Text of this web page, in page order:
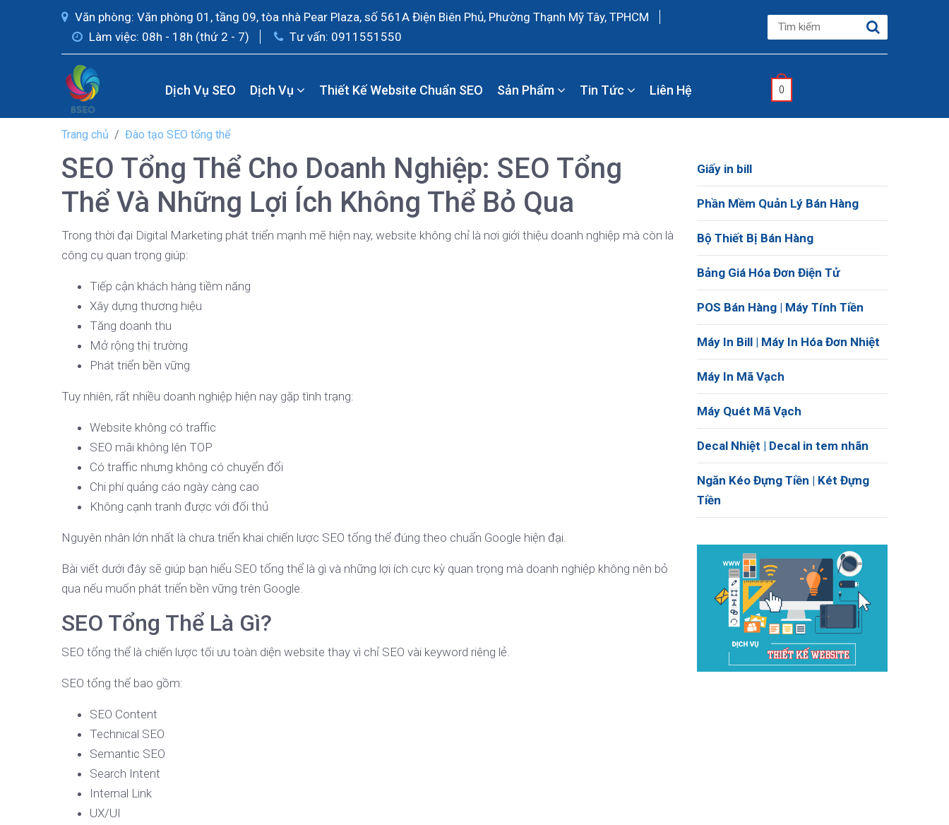
Văn phòng: Văn phòng 01, tầng 09, tòa nhà Pear Plaza, số 561A Điện Biên Phủ, Phường Thạnh Mỹ Tây, TPHCM
Làm việc: 08h - 18h (thứ 2 - 7)
Tư vấn: 0911551550
Dịch Vụ SEO Dịch Vụ Thiết Kế Website Chuẩn SEO Sản Phẩm Tin Tức Liên Hệ 0
Trang chủ Đào tạo SEO tổng thể
SEO Tổng Thể Cho Doanh Nghiệp: SEO Tổng
Thể Và Những Lợi Ích Không Thể Bỏ Qua
Trong thời đại Digital Marketing phát triển mạnh mẽ hiện nay, website không chỉ là nơi giới thiệu doanh nghiệp mà còn là
công cụ quan trọng giúp:
Tiếp cận khách hàng tiềm năng
Xây dựng thương hiệu
Tăng doanh thu
Mở rộng thị trường
Phát triển bền vững
Tuy nhiên, rất nhiều doanh nghiệp hiện nay gặp tình trạng:
Website không có traffic
SEO mãi không lên TOP
Có traffic nhưng không có chuyển đổi
Chi phí quảng cáo ngày càng cao
Không cạnh tranh được với đối thủ
Nguyên nhân lớn nhất là chưa triển khai chiến lược SEO tổng thể đúng theo chuẩn Google hiện đại.
Bài viết dưới đây sẽ giúp bạn hiểu SEO tổng thể là gì và những lợi ích cực kỳ quan trọng mà doanh nghiệp không nên bỏ
qua nếu muốn phát triển bền vững trên Google.
SEO Tổng Thể Là Gì?
SEO tổng thể là chiến lược tối ưu toàn diện website thay vì chỉ SEO vài keyword riêng lẻ.
SEO tổng thể bao gồm:
SEO Content
Technical SEO
Semantic SEO
Search Intent
Internal Link
UX/UI
Giấy in bill
Phần Mềm Quản Lý Bán Hàng
Bộ Thiết Bị Bán Hàng
Bảng Giá Hóa Đơn Điện Tử
POS Bán Hàng | Máy Tính Tiền
Máy In Bill | Máy In Hóa Đơn Nhiệt
Máy In Mã Vạch
Máy Quét Mã Vạch
Decal Nhiệt | Decal in tem nhãn
Ngăn Kéo Đựng Tiền | Két Đựng
Tiền